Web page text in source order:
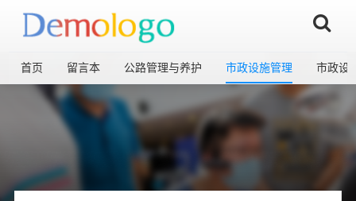
首页 留言本 公路管理与养护 市政设施管理 市政设